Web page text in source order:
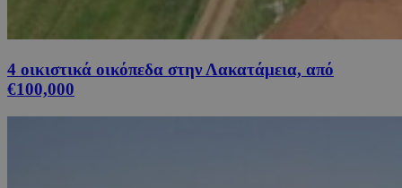
4 οικιστικά οικόπεδα στην Λακατάμεια, από
€100,000